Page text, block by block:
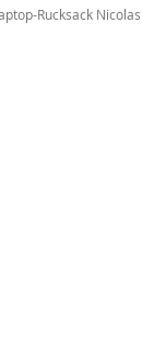
Rucksack Nicolas